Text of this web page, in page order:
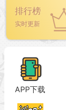
排行榜
实时更新
APP下载